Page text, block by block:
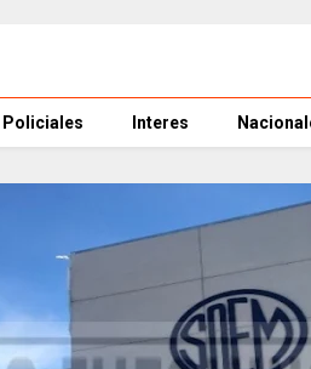
Policiales Interes